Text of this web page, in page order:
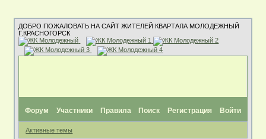
ДОБРО ПОЖАЛОВАТЬ НА САЙТ ЖИТЕЛЕЙ КВАРТАЛА МОЛОДЕЖНЫЙ
Г.КРАСНОГОРСК
Форум Участники Правила Поиск Регистрация Войти
Активные темы